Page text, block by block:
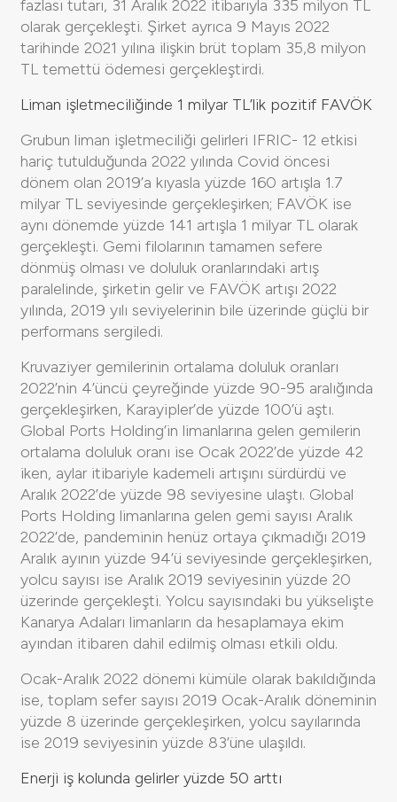
fazlası tutarı, 31 Aralık 2022 itibarıyla 335 milyon TL
olarak gerçekleşti. Şirket ayrıca 9 Mayıs 2022
tarihinde 2021 yılına ilişkin brüt toplam 35,8 milyon
TL temettü ödemesi gerçekleştirdi.
Liman işletmeciliğinde 1 milyar TL’lik pozitif FAVÖK
Grubun liman işletmeciliği gelirleri IFRIC- 12 etkisi
hariç tutulduğunda 2022 yılında Covid öncesi
dönem olan 2019’a kıyasla yüzde 160 artışla 1.7
milyar TL seviyesinde gerçekleşirken; FAVÖK ise
aynı dönemde yüzde 141 artışla 1 milyar TL olarak
gerçekleşti. Gemi filolarının tamamen sefere
dönmüş olması ve doluluk oranlarındaki artış
paralelinde, şirketin gelir ve FAVÖK artışı 2022
yılında, 2019 yılı seviyelerinin bile üzerinde güçlü bir
performans sergiledi.
Kruvaziyer gemilerinin ortalama doluluk oranları
2022’nin 4’üncü çeyreğinde yüzde 90-95 aralığında
gerçekleşirken, Karayipler’de yüzde 100’ü aştı.
Global Ports Holding’in limanlarına gelen gemilerin
ortalama doluluk oranı ise Ocak 2022’de yüzde 42
iken, aylar itibariyle kademeli artışını sürdürdü ve
Aralık 2022’de yüzde 98 seviyesine ulaştı. Global
Ports Holding limanlarına gelen gemi sayısı Aralık
2022’de, pandeminin henüz ortaya çıkmadığı 2019
Aralık ayının yüzde 94’ü seviyesinde gerçekleşirken,
yolcu sayısı ise Aralık 2019 seviyesinin yüzde 20
üzerinde gerçekleşti. Yolcu sayısındaki bu yükselişte
Kanarya Adaları limanların da hesaplamaya ekim
ayından itibaren dahil edilmiş olması etkili oldu.
Ocak-Aralık 2022 dönemi kümüle olarak bakıldığında
ise, toplam sefer sayısı 2019 Ocak-Aralık döneminin
yüzde 8 üzerinde gerçekleşirken, yolcu sayılarında
ise 2019 seviyesinin yüzde 83’üne ulaşıldı.
Enerji iş kolunda gelirler yüzde 50 arttı